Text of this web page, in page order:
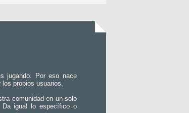
jugando. Por eso nace
los propios usuarios.
comunidad en un solo
Da igual lo específico o